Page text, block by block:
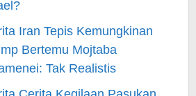
Iran Tepis Kemungkinan
Bertemu Mojtaba
Tak Realistis